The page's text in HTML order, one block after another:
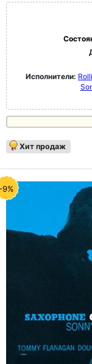
Исполнители:
Хит продаж
9%